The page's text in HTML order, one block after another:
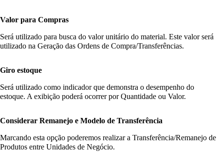
Valor para Compras
Será utilizado para busca do valor unitário do material. Este valor será
utilizado na Geração das Ordens de Compra/Transferências.
Giro estoque
Será utilizado como indicador que demonstra o desempenho do
estoque. A exibição poderá ocorrer por Quantidade ou Valor.
Considerar Remanejo e Modelo de Transferência
Marcando esta opção poderemos realizar a Transferência/Remanejo de
Produtos entre Unidades de Negócio.